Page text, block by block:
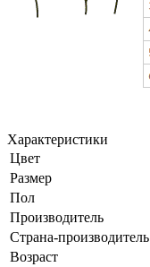
Характеристики
Цвет
Размер
Пол
Производитель
Страна-производитель
Возраст